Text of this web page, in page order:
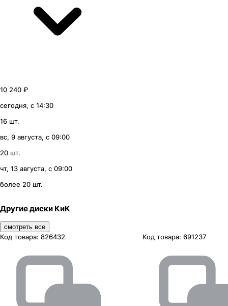
10 240 ₽
сегодня, с 14:30
16 шт.
вс, 9 августа, с 09:00
20 шт.
чт, 13 августа, с 09:00
более 20 шт.
Другие диски КиК
смотреть все
Код товара: 826432 Код товара: 691237